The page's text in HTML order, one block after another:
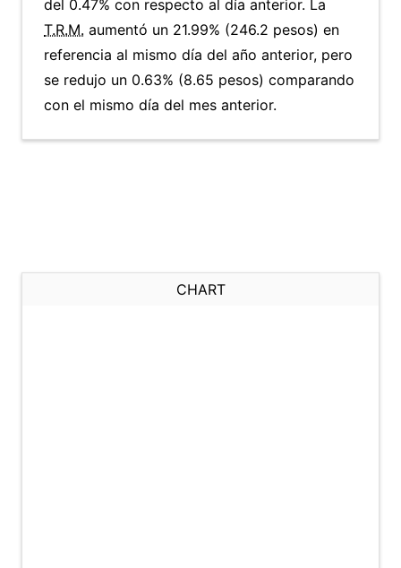
del 0.47% con respecto al día anterior. La
T.R.M. aumentó un 21.99% (246.2 pesos) en
referencia al mismo día del año anterior, pero
se redujo un 0.63% (8.65 pesos) comparando
con el mismo día del mes anterior.
CHART